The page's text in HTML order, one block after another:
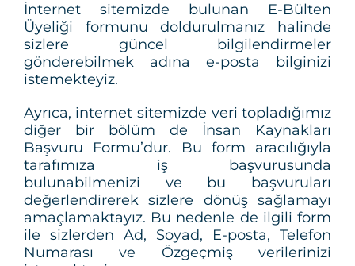
İnternet sitemizde bulunan E-Bülten
Üyeliği formunu doldurulmanız halinde
sizlere güncel bilgilendirmeler
gönderebilmek adına e-posta bilginizi
istemekteyiz.
Ayrıca, internet sitemizde veri topladığımız
diğer bir bölüm de İnsan Kaynakları
Başvuru Formu’dur. Bu form aracılığıyla
tarafımıza iş başvurusunda
bulunabilmenizi ve bu başvuruları
değerlendirerek sizlere dönüş sağlamayı
amaçlamaktayız. Bu nedenle de ilgili form
ile sizlerden Ad, Soyad, E-posta, Telefon
Numarası ve Özgeçmiş verilerinizi